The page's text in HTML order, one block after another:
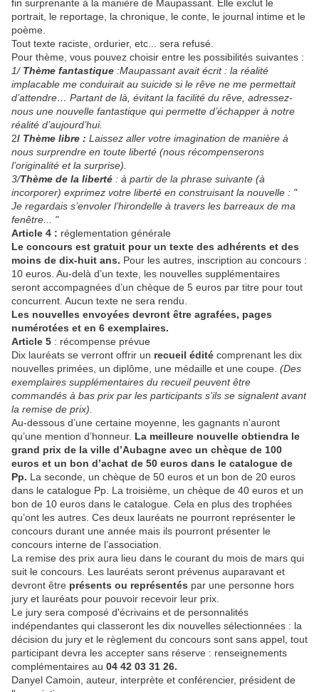
fin surprenante à la manière de Maupassant. Elle exclut le
portrait, le reportage, la chronique, le conte, le journal intime et le
poème.
Tout texte raciste, ordurier, etc... sera refusé.
Pour thème, vous pouvez choisir entre les possibilités suivantes :
1/ Thème fantastique :Maupassant avait écrit : la réalité
implacable me conduirait au suicide si le rêve ne me permettait
d’attendre… Partant de là, évitant la facilité du rêve, adressez-
nous une nouvelle fantastique qui permette d’échapper à notre
réalité d’aujourd’hui.
2/ Thème libre : Laissez aller votre imagination de manière à
nous surprendre en toute liberté (nous récompenserons
l’originalité et la surprise).
3/Thème de la liberté : à partir de la phrase suivante (à
incorporer) exprimez votre liberté en construisant la nouvelle : "
Je regardais s’envoler l’hirondelle à travers les barreaux de ma
fenêtre... "
Article 4 : réglementation générale
Le concours est gratuit pour un texte des adhérents et des
moins de dix-huit ans. Pour les autres, inscription au concours :
10 euros. Au-delà d’un texte, les nouvelles supplémentaires
seront accompagnées d’un chèque de 5 euros par titre pour tout
concurrent. Aucun texte ne sera rendu.
Les nouvelles envoyées devront être agrafées, pages
numérotées et en 6 exemplaires.
Article 5 : récompense prévue
Dix lauréats se verront offrir un recueil édité comprenant les dix
nouvelles primées, un diplôme, une médaille et une coupe. (Des
exemplaires supplémentaires du recueil peuvent être
commandés à bas prix par les participants s’ils se signalent avant
la remise de prix).
Au-dessous d’une certaine moyenne, les gagnants n’auront
qu’une mention d’honneur. La meilleure nouvelle obtiendra le
grand prix de la ville d’Aubagne avec un chèque de 100
euros et un bon d’achat de 50 euros dans le catalogue de
Pp. La seconde, un chèque de 50 euros et un bon de 20 euros
dans le catalogue Pp. La troisième, un chèque de 40 euros et un
bon de 10 euros dans le catalogue. Cela en plus des trophées
qu’ont les autres. Ces deux lauréats ne pourront représenter le
concours durant une année mais ils pourront présenter le
concours interne de l’association.
La remise des prix aura lieu dans le courant du mois de mars qui
suit le concours. Les lauréats seront prévenus auparavant et
devront être présents ou représentés par une personne hors
jury et lauréats pour pouvoir recevoir leur prix.
Le jury sera composé d'écrivains et de personnalités
indépendantes qui classeront les dix nouvelles sélectionnées : la
décision du jury et le règlement du concours sont sans appel, tout
participant devra les accepter sans réserve : renseignements
complémentaires au 04 42 03 31 26.
Danyel Camoin, auteur, interprète et conférencier, président de